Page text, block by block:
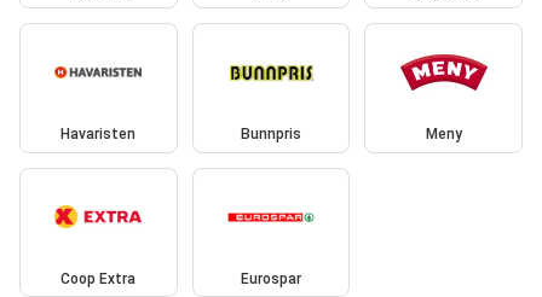
Havaristen Bunnpris Meny
Coop Extra Eurospar